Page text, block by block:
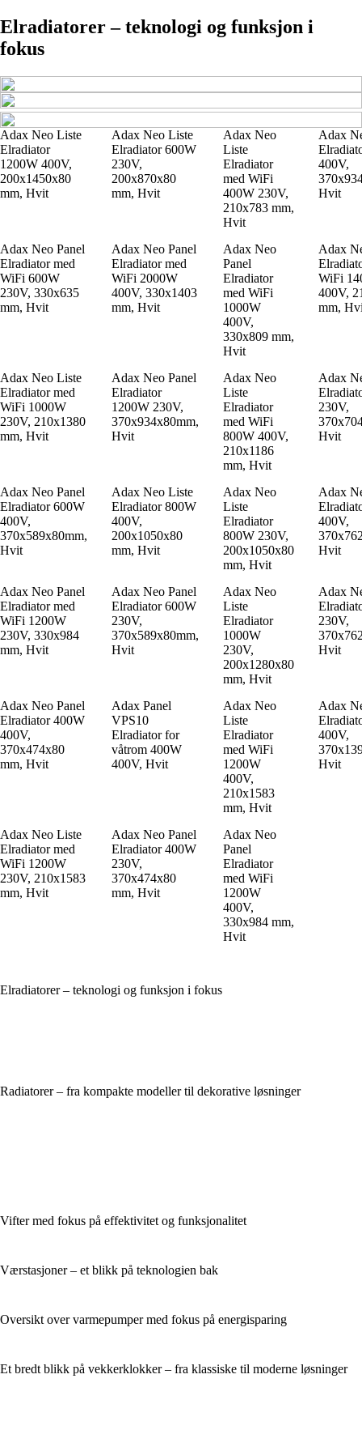
Elradiatorer – teknologi og funksjon i
fokus
Adax Neo Liste
Elradiator
1200W 400V,
200x1450x80
mm, Hvit
Adax Neo Liste
Elradiator 600W
230V,
200x870x80
mm, Hvit
Adax Neo
Liste
Elradiator
med WiFi
400W 230V,
210x783 mm,
Hvit
Adax
400V,
Hvit
Adax Neo Panel
Elradiator med
WiFi 600W
230V, 330x635
mm, Hvit
Adax Neo Panel
Elradiator med
WiFi 2000W
400V, 330x1403
mm, Hvit
Adax Neo
Panel
Elradiator
med WiFi
1000W
400V,
330x809 mm,
Hvit
Adax
WiFi
400V,
mm,
Adax Neo Liste
Elradiator med
WiFi 1000W
230V, 210x1380
mm, Hvit
Adax Neo Panel
Elradiator
1200W 230V,
370x934x80mm,
Hvit
Adax Neo
Liste
Elradiator
med WiFi
800W 400V,
210x1186
mm, Hvit
Adax
230V,
Hvit
Adax Neo Panel
Elradiator 600W
400V,
370x589x80mm,
Hvit
Adax Neo Liste
Elradiator 800W
400V,
200x1050x80
mm, Hvit
Adax Neo
Liste
Elradiator
800W 230V,
200x1050x80
mm, Hvit
Adax
400V,
Hvit
Adax Neo Panel
Elradiator med
WiFi 1200W
230V, 330x984
mm, Hvit
Adax Neo Panel
Elradiator 600W
230V,
370x589x80mm,
Hvit
Adax Neo
Liste
Elradiator
1000W
230V,
200x1280x80
mm, Hvit
Adax
230V,
Hvit
Adax Neo Panel
Elradiator 400W
400V,
370x474x80
mm, Hvit
Adax Panel
VPS10
Elradiator for
våtrom 400W
400V, Hvit
Adax Neo
Liste
Elradiator
med WiFi
1200W
400V,
210x1583
mm, Hvit
Adax
400V,
Hvit
Adax Neo Liste
Elradiator med
WiFi 1200W
230V, 210x1583
mm, Hvit
Adax Neo Panel
Elradiator 400W
230V,
370x474x80
mm, Hvit
Adax Neo
Panel
Elradiator
med WiFi
1200W
400V,
330x984 mm,
Hvit
Elradiatorer – teknologi og funksjon i fokus
Radiatorer – fra kompakte modeller til dekorative løsninger
Vifter med fokus på effektivitet og funksjonalitet
Værstasjoner – et blikk på teknologien bak
Oversikt over varmepumper med fokus på energisparing
Et bredt blikk på vekkerklokker – fra klassiske til moderne løsninger